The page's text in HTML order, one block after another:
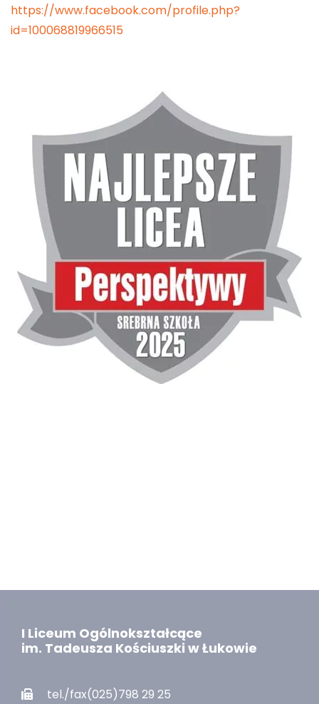
https://www.facebook.com/profile.php?
id=100068819966515
I Liceum Ogólnokształcące
im. Tadeusza Kościuszki w Łukowie
tel./fax(025)798 29 25